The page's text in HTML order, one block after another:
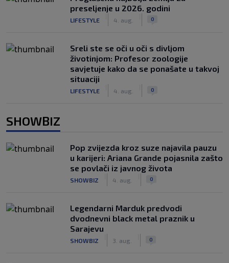
preseljenje u 2026. godini
LIFESTYLE 4. aug. 0
Sreli ste se oči u oči s divljom
životinjom: Profesor zoologije
savjetuje kako da se ponašate u takvoj
situaciji
LIFESTYLE 4. aug. 0
SHOWBIZ
Pop zvijezda kroz suze najavila pauzu
u karijeri: Ariana Grande pojasnila zašto
se povlači iz javnog života
SHOWBIZ 4. aug. 0
Legendarni Marduk predvodi
dvodnevni black metal praznik u
Sarajevu
SHOWBIZ 3. aug. 0